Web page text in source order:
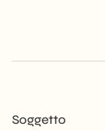
Soggetto